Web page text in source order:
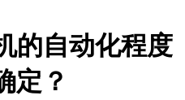
的自动化程度
定？